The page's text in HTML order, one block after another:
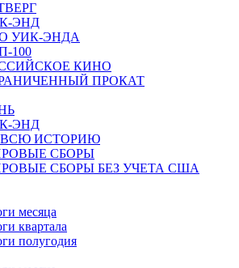
ЭНД
УИК-ЭНДА
100
КИНО
ПРОКАТ
ЭНД
ВСЮ ИСТОРИЮ
СБОРЫ
СБОРЫ БЕЗ УЧЕТА США
месяца
квартала
полугодия